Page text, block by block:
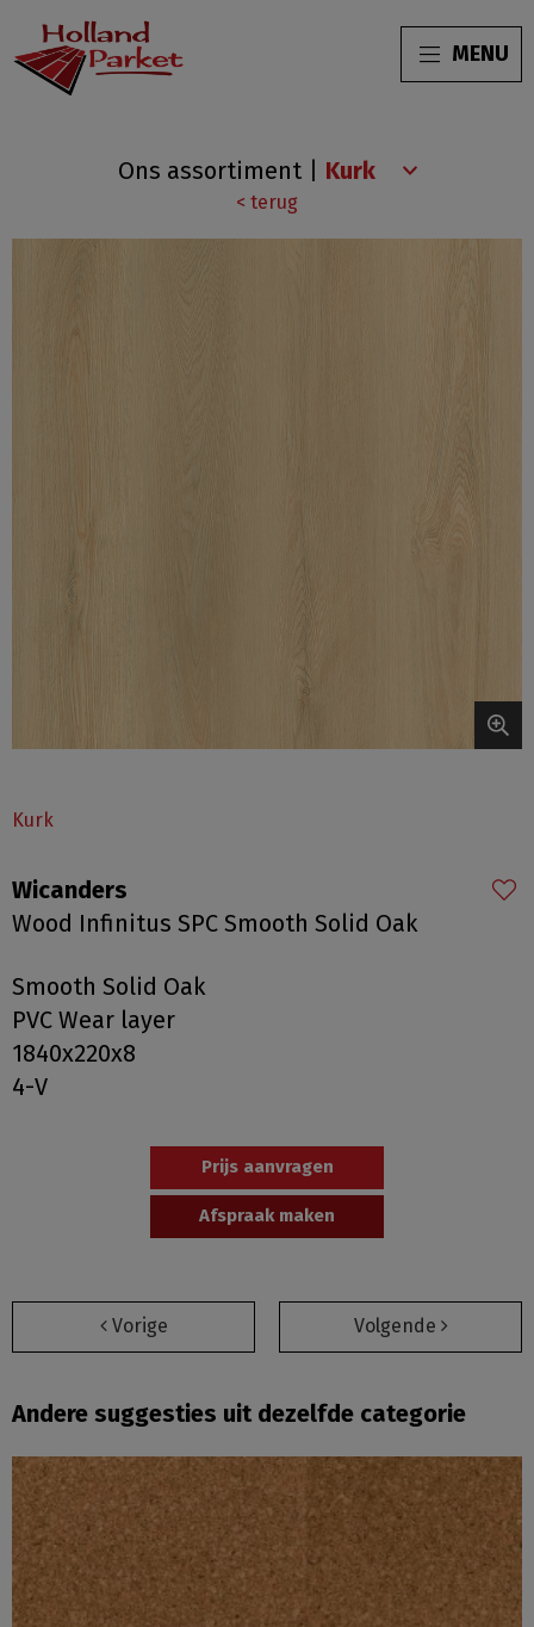
MENU
Ons assortiment
< terug
Kurk
Wicanders
Wood Infinitus SPC Smooth Solid Oak
Smooth Solid Oak
PVC Wear layer
1840x220x8
4-V
Prijs aanvragen
Afspraak maken
Vorige Volgende
Andere suggesties uit dezelfde categorie